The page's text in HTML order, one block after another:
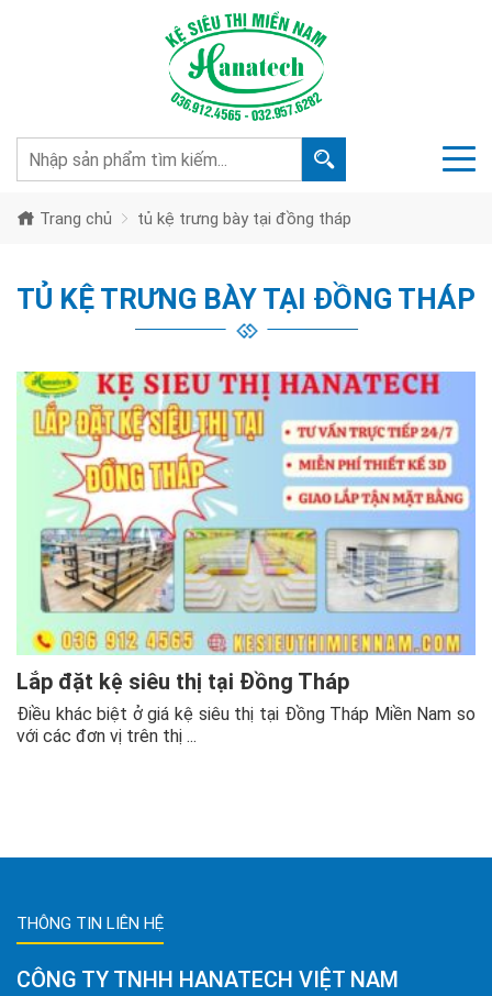
Trang chủ tủ kệ trưng bày tại đồng tháp
TỦ KỆ TRƯNG BÀY TẠI ĐỒNG THÁP
Lắp đặt kệ siêu thị tại Đồng Tháp
Điều khác biệt ở giá kệ siêu thị tại Đồng Tháp Miền Nam so
với các đơn vị trên thị ...
THÔNG TIN LIÊN HỆ
CÔNG TY TNHH HANATECH VIỆT NAM